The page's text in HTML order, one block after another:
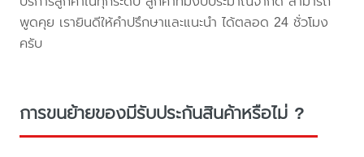
พูดคุย เรายินดีให้คำปรึกษาและแนะนำ ได้ตลอด 24 ชั่วโมง
ครับ
การขนย้ายของมีรับประกันสินค้าหรือไม่ ?